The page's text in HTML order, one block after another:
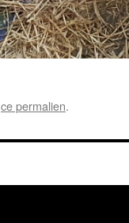
ce permalien.